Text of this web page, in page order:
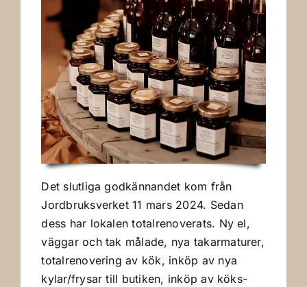
Det slutliga godkännandet kom från
Jordbruksverket 11 mars 2024. Sedan
dess har lokalen totalrenoverats. Ny el,
väggar och tak målade, nya takarmaturer,
totalrenovering av kök, inköp av nya
kylar/frysar till butiken, inköp av köks-